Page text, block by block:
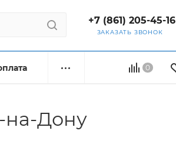
+7 (861) 205-45-16
ЗАКАЗАТЬ ЗВОНОК
0
на-Дону